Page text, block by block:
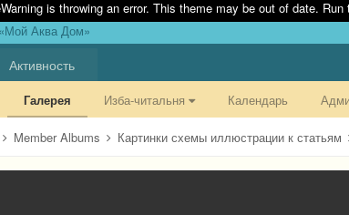
is throwing an error. This theme may be out of date.
Галерея Изба-читальня Календарь
Активность
Member Albums Картинки схемы иллюстрации к статьям